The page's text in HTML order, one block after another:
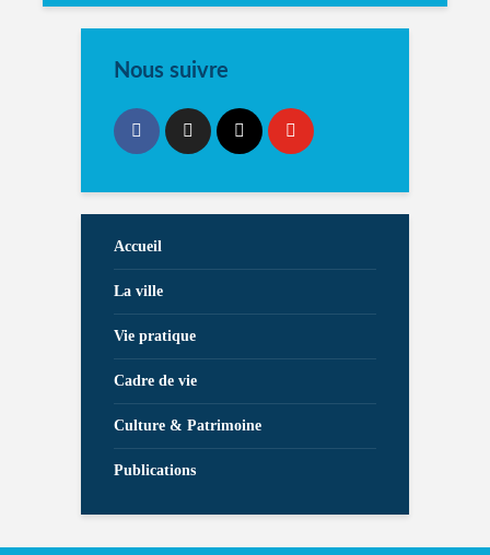
Nous suivre
Accueil
La ville
Vie pratique
Cadre de vie
Culture & Patrimoine
Publications